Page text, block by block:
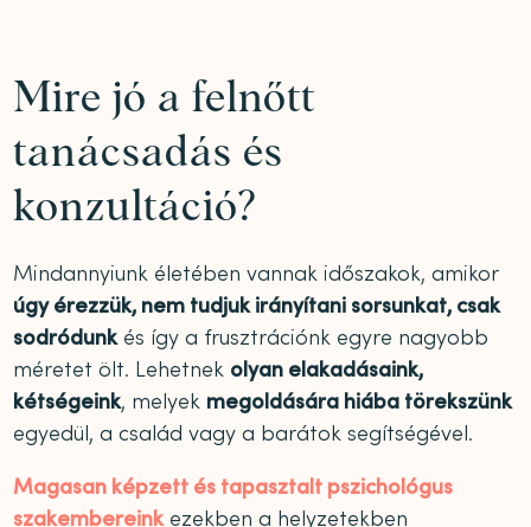
Mire jó a felnőtt
tanácsadás és
konzultáció?
Mindannyiunk életében vannak időszakok, amikor
úgy érezzük, nem tudjuk irányítani sorsunkat, csak
sodródunkés így a frusztrációnk egyre nagyobb
méretet ölt. Lehetnek olyan elakadásaink,
kétségeink, melyek megoldására hiába törekszünk
egyedül, a család vagy a barátok segítségével.
Magasan képzett és tapasztalt pszichológus
szakembereinkezekben a helyzetekben